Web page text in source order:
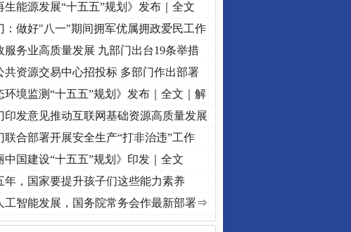
初心使命 奋进复兴征程丨“转折之城”激荡..·[视频]
生能源发展“十五五”规划》发布｜全文
：做好"八一"期间拥军优属拥政爱民工作
服务业高质量发展 九部门出台19条举措
共资源交易中心招投标 多部门作出部署
环境监测“十五五”规划》发布｜全文｜解
印发意见推动互联网基础资源高质量发展
联合部署开展安全生产“打非治违”工作
中国建设“十五五”规划》印发｜全文
年，国家要提升孩子们这些能力素养
工智能发展，国务院常务会作最新部署⇒